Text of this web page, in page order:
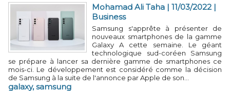
Mohamad Ali Taha | 11/03/2022 |
Business
Samsung s'apprête à présenter de
nouveaux smartphones de la gamme
Galaxy A cette semaine. Le géant
technologique sud-coréen Samsung
se prépare à lancer sa dernière gamme de smartphones ce
mois-ci. Le développement est considéré comme la décision
de Samsung à la suite de l'annonce par Apple de son...
galaxy,samsung